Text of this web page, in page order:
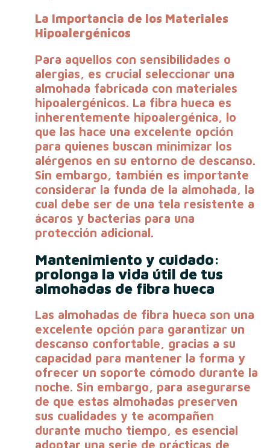
La Importancia de los Materiales
Hipoalergénicos
Para aquellos con sensibilidades o
alergias, es crucial seleccionar una
almohada fabricada con materiales
hipoalergénicos. La fibra hueca es
inherentemente hipoalergénica, lo
que las hace una excelente opción
para quienes buscan minimizar los
alérgenos en su entorno de descanso.
Sin embargo, también es importante
considerar la funda de la almohada, la
cual debe ser de una tela resistente a
ácaros y bacterias para una
protección adicional.
Mantenimiento y cuidado:
prolonga la vida útil de tus
almohadas de fibra hueca
Las almohadas de fibra hueca son una
excelente opción para garantizar un
descanso confortable, gracias a su
capacidad para mantener la forma y
ofrecer un soporte cómodo durante la
noche. Sin embargo, para asegurarse
de que estas almohadas preserven
sus cualidades y te acompañen
durante mucho tiempo, es esencial
adoptar una serie de prácticas de